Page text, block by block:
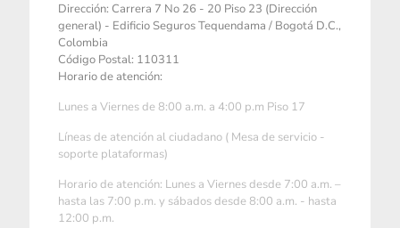
Dirección: Carrera 7 No 26 - 20 Piso 23 (Dirección
general) - Edificio Seguros Tequendama / Bogotá D.C.,
Colombia
Código Postal: 110311
Horario de atención:
Lunes a Viernes de 8:00 a.m. a 4:00 p.m Piso 17
Líneas de atención al ciudadano ( Mesa de servicio -
soporte plataformas)
Horario de atención: Lunes a Viernes desde 7:00 a.m. –
hasta las 7:00 p.m. y sábados desde 8:00 a.m. - hasta
12:00 p.m.